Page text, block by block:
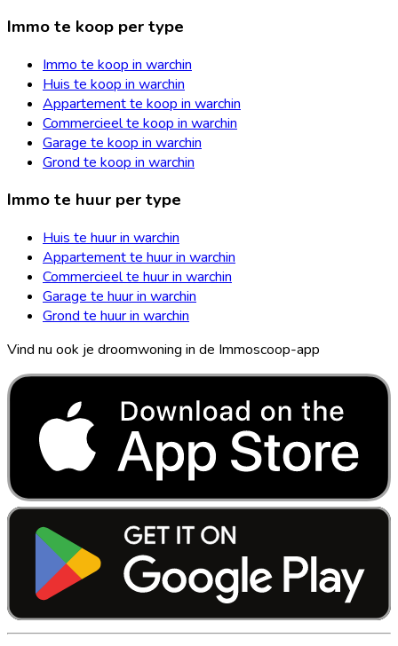
Immo te koop per type
Immo te koop in warchin
Huis te koop in warchin
Appartement te koop in warchin
Commercieel te koop in warchin
Garage te koop in warchin
Grond te koop in warchin
Immo te huur per type
Huis te huur in warchin
Appartement te huur in warchin
Commercieel te huur in warchin
Garage te huur in warchin
Grond te huur in warchin
Vind nu ook je droomwoning in de Immoscoop-app